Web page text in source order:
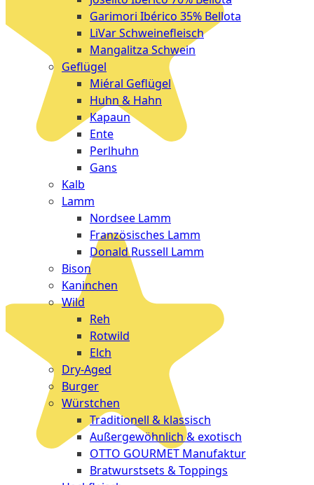
Garimori Ibérico 35% Bellota
LiVar Schweinefleisch
Mangalitza Schwein
Geflügel
Miéral Geflügel
Huhn & Hahn
Kapaun
Ente
Perlhuhn
Gans
Kalb
Lamm
Nordsee Lamm
Französisches Lamm
Donald Russell Lamm
Bison
Kaninchen
Wild
Reh
Rotwild
Elch
Dry-Aged
Burger
Würstchen
Traditionell & klassisch
Außergewöhnlich & exotisch
OTTO GOURMET Manufaktur
Bratwurstsets & Toppings